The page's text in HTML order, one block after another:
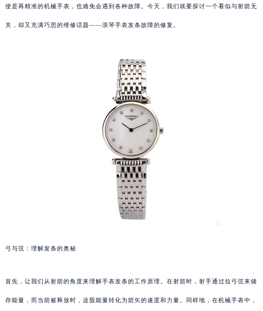
使是再精准的机械手表，也难免会遇到各种故障。今天，我们就要探讨一个看似与射箭无
关，却又充满巧思的维修话题——浪琴手表发条故障的修复。
弓与弦：理解发条的奥秘
首先，让我们从射箭的角度来理解手表发条的工作原理。在射箭时，射手通过拉弓弦来储
存能量，而当箭被释放时，这股能量转化为箭矢的速度和力量。同样地，在机械手表中，